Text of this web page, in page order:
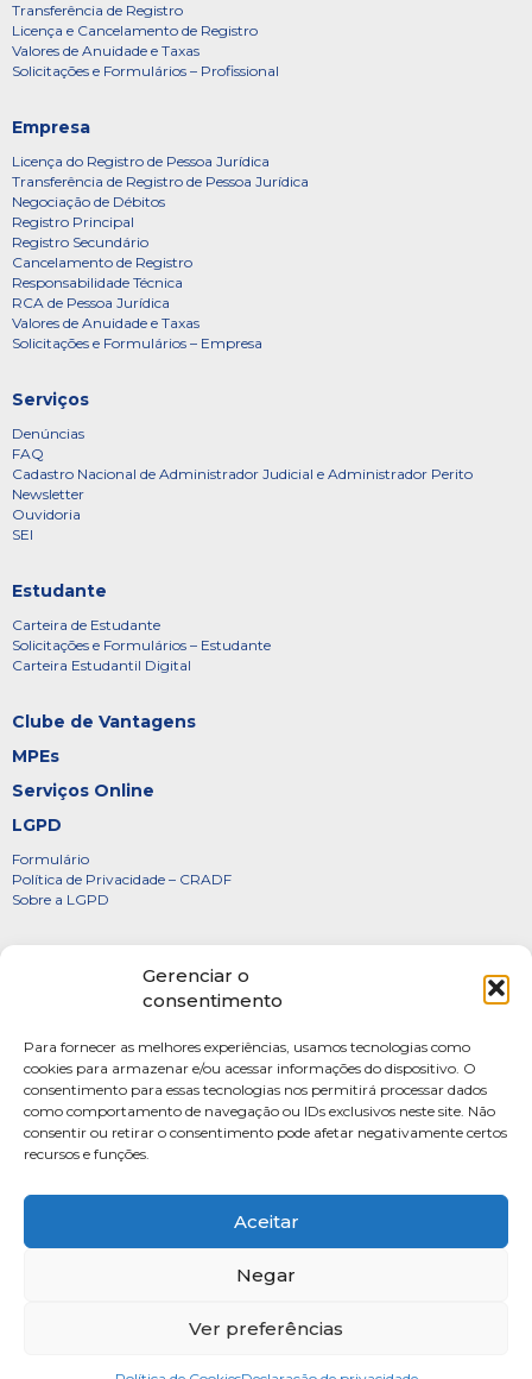
Gerenciar o
consentimento
Para fornecer as melhores experiências, usamos tecnologias como
cookies para armazenar e/ou acessar informações do dispositivo. O
consentimento para essas tecnologias nos permitirá processar dados
como comportamento de navegação ou IDs exclusivos neste site. Não
consentir ou retirar o consentimento pode afetar negativamente certos
recursos e funções.
Aceitar
Negar
Ver preferências
Transferência de Registro
Licença e Cancelamento de Registro
Valores de Anuidade e Taxas
Solicitações e Formulários – Profissional
Empresa
Licença do Registro de Pessoa Jurídica
Transferência de Registro de Pessoa Jurídica
Negociação de Débitos
Registro Principal
Registro Secundário
Cancelamento de Registro
Responsabilidade Técnica
RCA de Pessoa Jurídica
Valores de Anuidade e Taxas
Solicitações e Formulários – Empresa
Serviços
Denúncias
FAQ
Cadastro Nacional de Administrador Judicial e Administrador Perito
Newsletter
Ouvidoria
SEI
Estudante
Carteira de Estudante
Solicitações e Formulários – Estudante
Carteira Estudantil Digital
Clube de Vantagens
MPEs
Serviços Online
LGPD
Formulário
Política de Privacidade – CRADF
Sobre a LGPD
Diretoria
FOTOS
Webmail
Artigos
Escritores do Sistema
SAUS Quadra 06, Bloco K, Ed.Belvedere sala 201 Asa Sul Brasilia-DF CEP: 70070-